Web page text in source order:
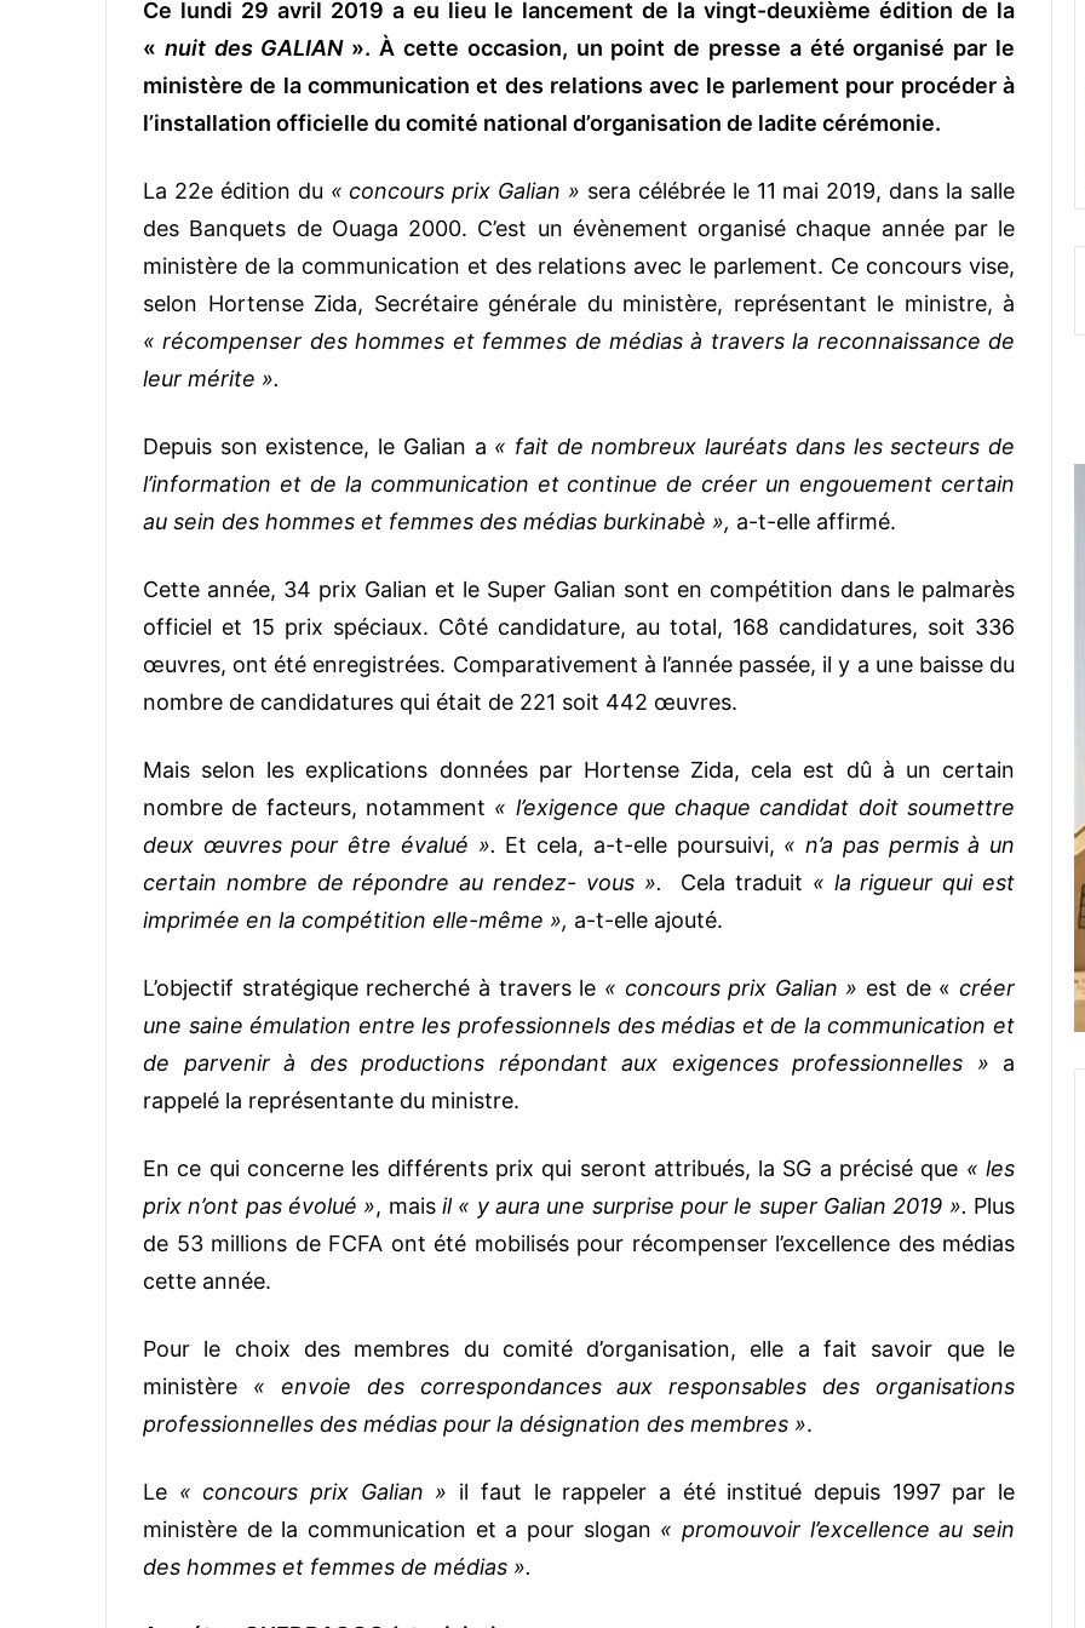
Ce lundi 29 avril 2019 a eu lieu le lancement de la vingt-deuxième édition de la
« nuit des GALIAN». À cette occasion, un point de presse a été organisé par le
ministère de la communication et des relations avec le parlement pour procéder à
l’installation officielle du comité national d’organisation de ladite cérémonie.
La 22e édition du « concours prix Galian » sera célébrée le 11 mai 2019, dans la salle
des Banquets de Ouaga 2000. C’est un évènement organisé chaque année par le
ministère de la communication et des relations avec le parlement. Ce concours vise,
selon Hortense Zida, Secrétaire générale du ministère, représentant le ministre, à
« récompenser des hommes et femmes de médias à travers la reconnaissance de
leur mérite ».
Depuis son existence, le Galian a « fait de nombreux lauréats dans les secteurs de
l’information et de la communication et continue de créer un engouement certain
au sein des hommes et femmes des médias burkinabè », a-t-elle affirmé.
Cette année, 34 prix Galian et le Super Galian sont en compétition dans le palmarès
officiel et 15 prix spéciaux. Côté candidature, au total, 168 candidatures, soit 336
œuvres, ont été enregistrées. Comparativement à l’année passée, il y a une baisse du
nombre de candidatures qui était de 221 soit 442 œuvres.
Mais selon les explications données par Hortense Zida, cela est dû à un certain
nombre de facteurs, notamment « l’exigence que chaque candidat doit soumettre
deux œuvres pour être évalué ». Et cela, a-t-elle poursuivi, « n’a pas permis à un
certain nombre de répondre au rendez- vous ». Cela traduit « la rigueur qui est
imprimée en la compétition elle-même », a-t-elle ajouté.
L’objectif stratégique recherché à travers le « concours prix Galian » est de « créer
une saine émulation entre les professionnels des médias et de la communication et
de parvenir à des productions répondant aux exigences professionnelles » a
rappelé la représentante du ministre.
En ce qui concerne les différents prix qui seront attribués, la SG a précisé que « les
prix n’ont pas évolué », maisil « y aura une surprise pour le super Galian 2019 ». Plus
de 53 millions de FCFA ont été mobilisés pour récompenser l’excellence des médias
cette année.
Pour le choix des membres du comité d’organisation, elle a fait savoir que le
ministère « envoie des correspondances aux responsables des organisations
professionnelles des médias pour la désignation des membres ».
Le « concours prix Galian » il faut le rappeler a été institué depuis 1997 par le
ministère de la communication et a pour slogan « promouvoir l’excellence au sein
des hommes et femmes de médias ».